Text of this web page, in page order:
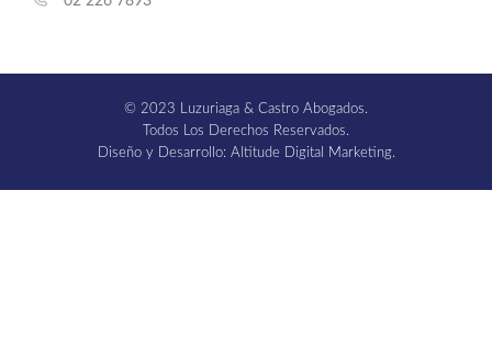
© 2023 Luzuriaga & Castro Abogados.
Todos Los Derechos Reservados.
Diseño y Desarrollo: Altitude Digital Marketing.